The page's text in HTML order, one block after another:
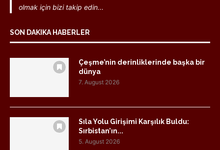
olmak için bizi takip edin...
SON DAKIKA HABERLER
Çeşme’nin derinliklerinde başka bir
dünya
7. August 2026
Sıla Yolu Girişimi Karşılık Buldu:
Sırbistan’ın...
5. August 2026